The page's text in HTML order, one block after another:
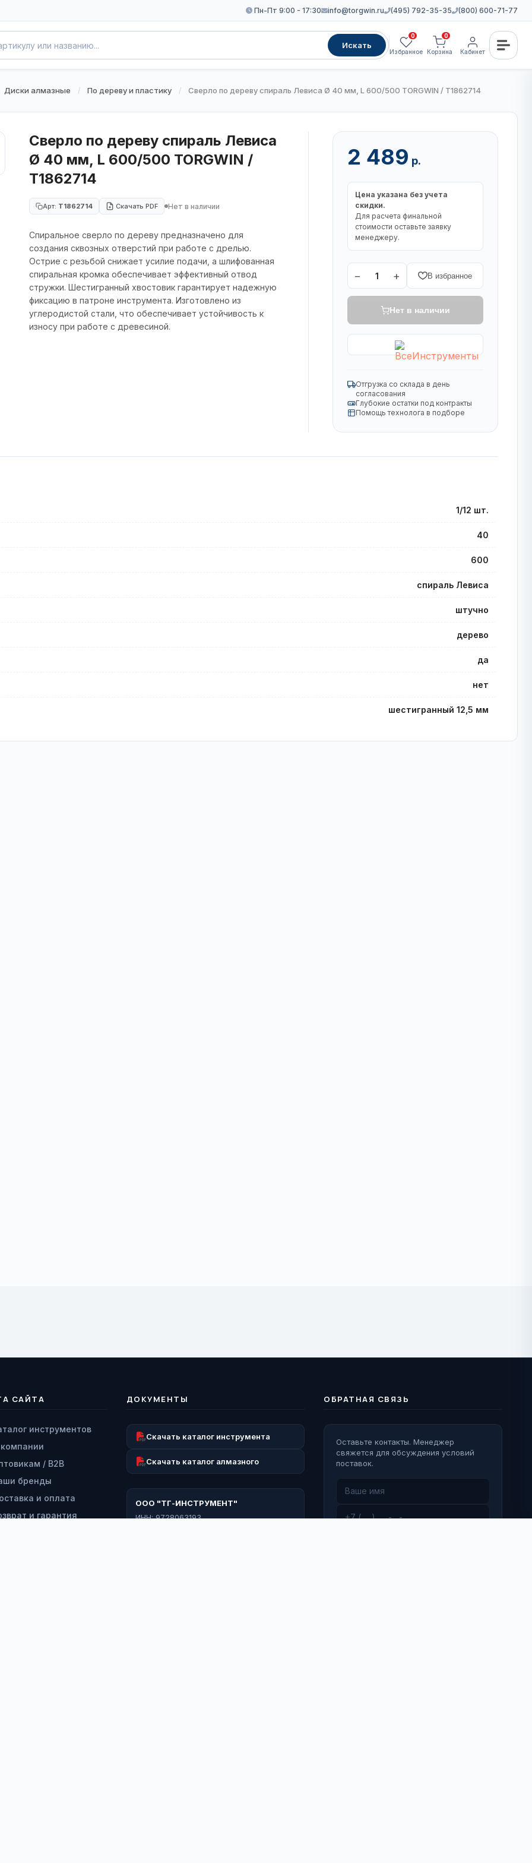
Пн-Пт 9:00 - 17:30 info@torgwin.ru (495) 792-35-35 (800) 600-71-77
Искать
0
Избранное
0
Корзина Кабинет
Диски алмазные / По дереву и пластику / Сверло по дереву спираль Левиса Ø 40 мм, L 600/500 TORGWIN / T1862714
Сверло по дереву спираль Левиса
Ø 40 мм, L 600/500 TORGWIN /
T1862714
Арт: T1862714 Скачать PDF Нет в наличии
Спиральное сверло по дереву предназначено для
создания сквозных отверстий при работе с дрелью.
Острие с резьбой снижает усилие подачи, а шлифованная
спиральная кромка обеспечивает эффективный отвод
стружки. Шестигранный хвостовик гарантирует надежную
фиксацию в патроне инструмента. Изготовлено из
углеродистой стали, что обеспечивает устойчивость к
износу при работе с древесиной.
2 489 р.
Цена указана без учета
скидки.
Для расчета финальной
стоимости оставьте заявку
менеджеру.
− 1 + В избранное
Нет в наличии
Отгрузка со склада в день
согласования
Глубокие остатки под контракты
Помощь технолога в подборе
1/12 шт.
40
600
спираль Левиса
штучно
дерево
да
нет
шестигранный 12,5 мм
САЙТА
инструментов
/ B2B
бренды
и оплата
и гарантия
ДОКУМЕНТЫ
Скачать каталог инструмента
Скачать каталог алмазного
ООО "ТГ-ИНСТРУМЕНТ"
ИНН: 9728063193
ОБРАТНАЯ СВЯЗЬ
Оставьте контакты. Менеджер
свяжется для обсуждения условий
поставок.